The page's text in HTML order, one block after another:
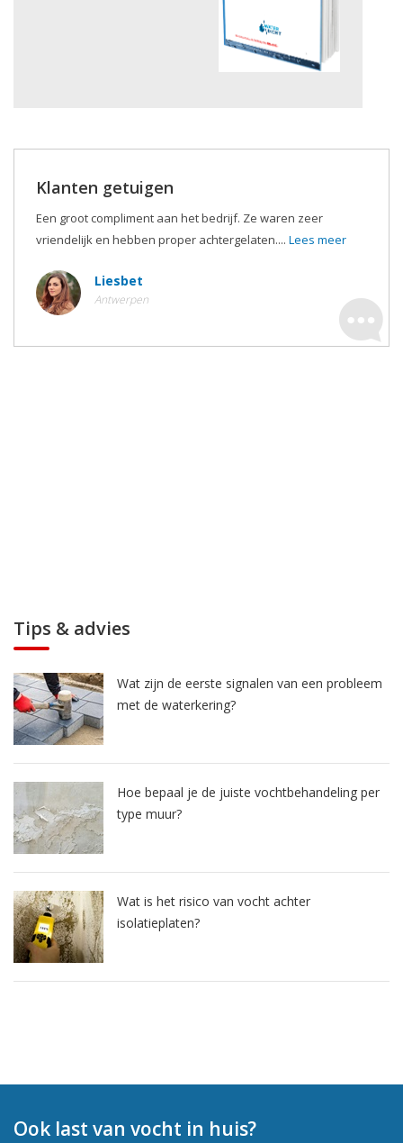
Klanten getuigen
Een groot compliment aan het bedrijf. Ze waren zeer
vriendelijk en hebben proper achtergelaten.... Lees meer
Liesbet
Antwerpen
Tips & advies
Wat zijn de eerste signalen van een probleem
met de waterkering?
Hoe bepaal je de juiste vochtbehandeling per
type muur?
Wat is het risico van vocht achter
isolatieplaten?
Ook last van vocht in huis?